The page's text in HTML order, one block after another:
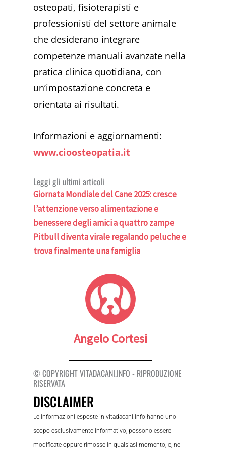
osteopati, fisioterapisti e
professionisti del settore animale
che desiderano integrare
competenze manuali avanzate nella
pratica clinica quotidiana, con
un’impostazione concreta e
orientata ai risultati.
Informazioni e aggiornamenti:
www.cioosteopatia.it
Leggi gli ultimi articoli
Giornata Mondiale del Cane 2025: cresce
l’attenzione verso alimentazione e
benessere degli amici a quattro zampe
Pitbull diventa virale regalando peluche e
trova finalmente una famiglia
Angelo Cortesi
© COPYRIGHT VITADACANI.INFO - RIPRODUZIONE
RISERVATA
DISCLAIMER
Le informazioni esposte in vitadacani.info hanno uno
scopo esclusivamente informativo, possono essere
modificate oppure rimosse in qualsiasi momento, e, nel